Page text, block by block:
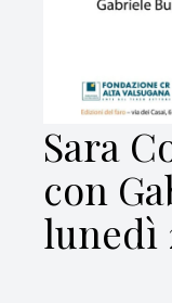
Sara
con
lunedì